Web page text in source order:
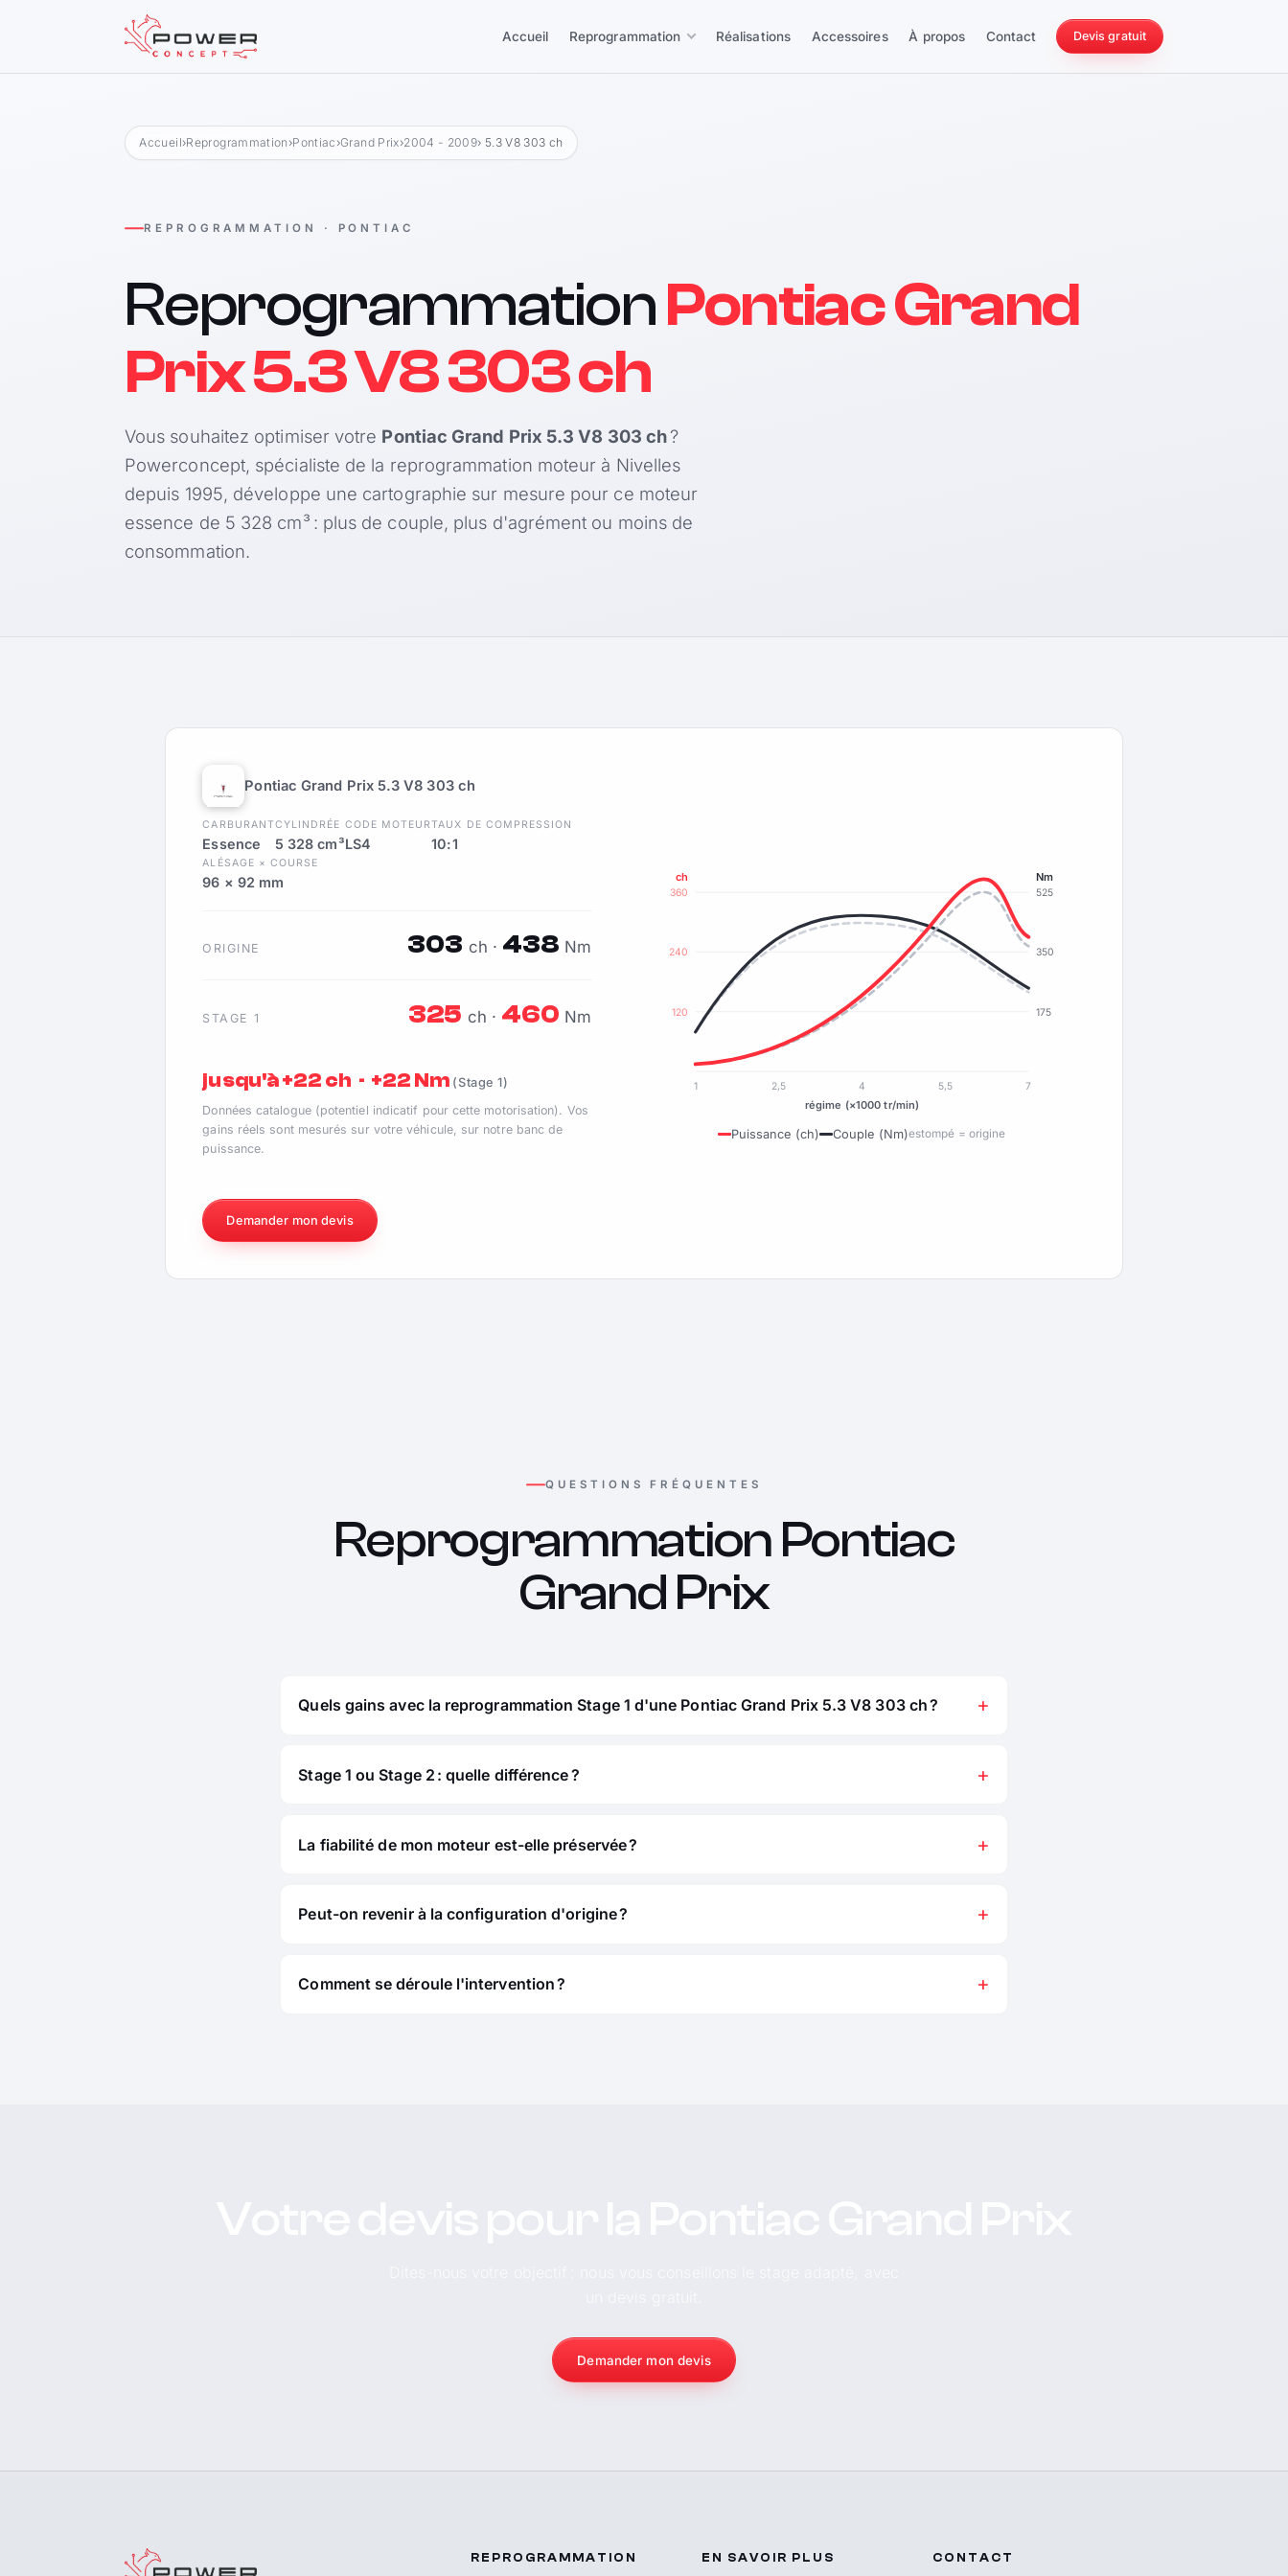
Accueil Reprogrammation Réalisations Accessoires À propos Contact Devis gratuit
228 Nm
Accueil›Reprogrammation ›Pontiac ›Grand Prix›2004 - 2009› 5.3 V8 303 ch
REPROGRAMMATION · PONTIAC
ReprogrammationPontiac Grand
Prix 5.3 V8 303 ch
Vous souhaitez optimiser votre Pontiac Grand Prix 5.3 V8 303 ch?
Powerconcept, spécialiste de la reprogrammation moteur à Nivelles
depuis 1995, développe une cartographie sur mesure pour ce moteur
essence de 5 328 cm³ : plus de couple, plus d'agrément ou moins de
consommation.
Pontiac Grand Prix 5.3 V8 303 ch
CARBURANT
Essence
CYLINDRÉE
5 328 cm³
CODE MOTEUR
LS4
TAUX DE COMPRESSION
10:1
ALÉSAGE × COURSE
96 × 92 mm
ORIGINE 303 ch · 438 Nm
STAGE 1 325 ch · 460 Nm
jusqu'à +22 ch · +22 Nm (Stage 1)
Données catalogue (potentiel indicatif pour cette motorisation). Vos
gains réels sont mesurés sur votre véhicule, sur notre banc de
puissance.
120
240
360
175
350
525
ch Nm
1 2,5 4 5,5 7
régime (×1000 tr/min)
Puissance (ch) Couple (Nm)estompé = origine
Demander mon devis
QUESTIONS FRÉQUENTES
Reprogrammation Pontiac
Grand Prix
Quels gains avec la reprogrammation Stage 1 d'une Pontiac Grand Prix 5.3 V8 303 ch ?
Stage 1 ou Stage 2 : quelle différence ?
La fiabilité de mon moteur est-elle préservée ?
Peut-on revenir à la configuration d'origine ?
Comment se déroule l'intervention ?
Demander mon devis
REPROGRAMMATION EN SAVOIR PLUS CONTACT